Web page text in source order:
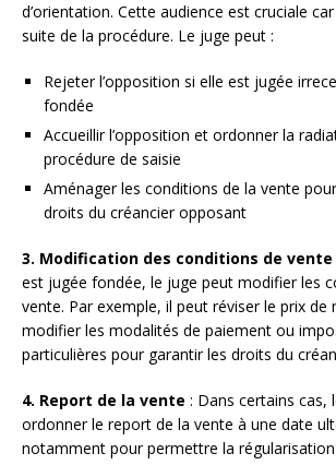
d’orientation. Cette audience est cruciale
suite de la procédure. Le juge peut :
Rejeter l’opposition si elle est jugée
fondée
Accueillir l’opposition et ordonner la
procédure de saisie
Aménager les conditions de la vente
droits du créancier opposant
3. Modification des conditions de vente
est jugée fondée, le juge peut modifier les
vente. Par exemple, il peut réviser le prix de
modifier les modalités de paiement ou
particulières pour garantir les droits du
4. Report de la vente : Dans certains cas,
ordonner le report de la vente à une date
notamment pour permettre la